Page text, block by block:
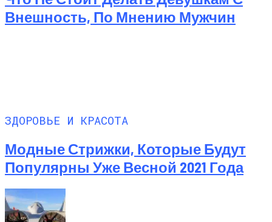
Внешность, По Мнению Мужчин
ЗДОРОВЬЕ И КРАСОТА
Модные Стрижки, Которые Будут
Популярны Уже Весной 2021 Года